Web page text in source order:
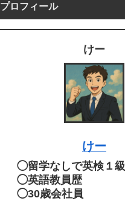
プロフィール
けー
けー
◯留学なしで英検１級
◯英語教員歴
◯30歳会社員